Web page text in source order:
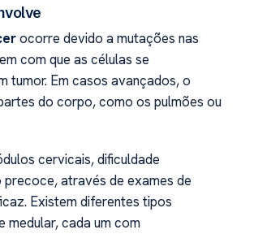
ocorre devido a mutações nas
com que as células se
tumor. Em casos avançados, o
do corpo, como os pulmões ou
cervicais, dificuldade
através de exames de
Existem diferentes tipos
cada um com